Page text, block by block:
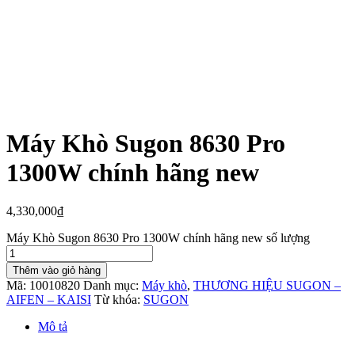
Máy Khò Sugon 8630 Pro
1300W chính hãng new
4,330,000₫
Máy Khò Sugon 8630 Pro 1300W chính hãng new số lượng
Thêm vào giỏ hàng
Mã: 10010820 Danh mục: Máy khò, THƯƠNG HIỆU SUGON –
AIFEN – KAISI Từ khóa: SUGON
Mô tả